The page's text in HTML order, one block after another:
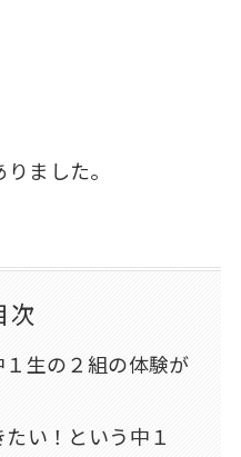
ました。
次
生の２組の体験が
い！という中１